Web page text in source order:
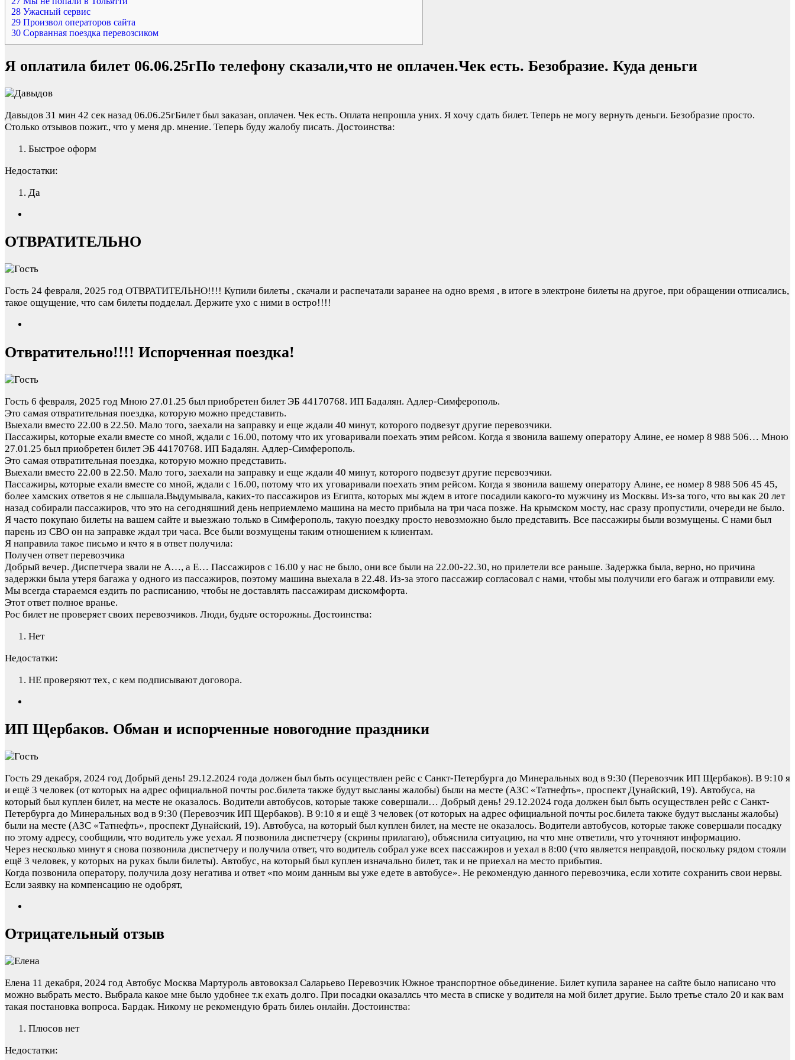
28 Ужасный сервис
29 Произвол операторов сайта
30 Сорванная поездка перевозсиком
Я оплатила билет 06.06.25гПо телефону сказали,что не оплачен.Чек есть. Безобразие. Куда деньги
Давыдов 31 мин 42 сек назад 06.06.25гБилет был заказан, оплачен. Чек есть. Оплата непрошла уних. Я хочу сдать билет. Теперь не могу вернуть деньги. Безобразие просто.
Столько отзывов пожит., что у меня др. мнение. Теперь буду жалобу писать. Достоинства:
Быстрое оформ
Недостатки:
Да
ОТВРАТИТЕЛЬНО
Гость 24 февраля, 2025 год ОТВРАТИТЕЛЬНО!!!! Купили билеты , скачали и распечатали заранее на одно время , в итоге в электроне билеты на другое, при обращении отписались,
такое ощущение, что сам билеты подделал. Держите ухо с ними в остро!!!!
Отвратительно!!!! Испорченная поездка!
Гость 6 февраля, 2025 год Мною 27.01.25 был приобретен билет ЭБ 44170768. ИП Бадалян. Адлер-Симферополь.
Это самая отвратительная поездка, которую можно представить.
Выехали вместо 22.00 в 22.50. Мало того, заехали на заправку и еще ждали 40 минут, которого подвезут другие перевозчики.
Пассажиры, которые ехали вместе со мной, ждали с 16.00, потому что их уговаривали поехать этим рейсом. Когда я звонила вашему оператору Алине, ее номер 8 988 506… Мною
27.01.25 был приобретен билет ЭБ 44170768. ИП Бадалян. Адлер-Симферополь.
Это самая отвратительная поездка, которую можно представить.
Выехали вместо 22.00 в 22.50. Мало того, заехали на заправку и еще ждали 40 минут, которого подвезут другие перевозчики.
Пассажиры, которые ехали вместе со мной, ждали с 16.00, потому что их уговаривали поехать этим рейсом. Когда я звонила вашему оператору Алине, ее номер 8 988 506 45 45,
более хамских ответов я не слышала.Выдумывала, каких-то пассажиров из Египта, которых мы ждем в итоге посадили какого-то мужчину из Москвы. Из-за того, что вы как 20 лет
назад собирали пассажиров, что это на сегодняшний день неприемлемо машина на место прибыла на три часа позже. На крымском мосту, нас сразу пропустили, очереди не было.
Я часто покупаю билеты на вашем сайте и выезжаю только в Симферополь, такую поездку просто невозможно было представить. Все пассажиры были возмущены. С нами был
парень из СВО он на заправке ждал три часа. Все были возмущены таким отношением к клиентам.
Я направила такое письмо и кчто я в ответ получила:
Получен ответ перевозчика
Добрый вечер. Диспетчера звали не А…, а Е… Пассажиров с 16.00 у нас не было, они все были на 22.00-22.30, но прилетели все раньше. Задержка была, верно, но причина
задержки была утеря багажа у одного из пассажиров, поэтому машина выехала в 22.48. Из-за этого пассажир согласовал с нами, чтобы мы получили его багаж и отправили ему.
Мы всегда стараемся ездить по расписанию, чтобы не доставлять пассажирам дискомфорта.
Этот ответ полное вранье.
Рос билет не проверяет своих перевозчиков. Люди, будьте осторожны. Достоинства:
Нет
Недостатки:
НЕ проверяют тех, с кем подписывают договора.
ИП Щербаков. Обман и испорченные новогодние праздники
Гость 29 декабря, 2024 год Добрый день! 29.12.2024 года должен был быть осуществлен рейс с Санкт-Петербурга до Минеральных вод в 9:30 (Перевозчик ИП Щербаков). В 9:10 я
и ещё 3 человек (от которых на адрес официальной почты рос.билета также будут высланы жалобы) были на месте (АЗС «Татнефть», проспект Дунайский, 19). Автобуса, на
который был куплен билет, на месте не оказалось. Водители автобусов, которые также совершали… Добрый день! 29.12.2024 года должен был быть осуществлен рейс с Санкт-
Петербурга до Минеральных вод в 9:30 (Перевозчик ИП Щербаков). В 9:10 я и ещё 3 человек (от которых на адрес официальной почты рос.билета также будут высланы жалобы)
были на месте (АЗС «Татнефть», проспект Дунайский, 19). Автобуса, на который был куплен билет, на месте не оказалось. Водители автобусов, которые также совершали посадку
по этому адресу, сообщили, что водитель уже уехал. Я позвонила диспетчеру (скрины прилагаю), объяснила ситуацию, на что мне ответили, что уточняют информацию.
Через несколько минут я снова позвонила диспетчеру и получила ответ, что водитель собрал уже всех пассажиров и уехал в 8:00 (что является неправдой, поскольку рядом стояли
ещё 3 человек, у которых на руках были билеты). Автобус, на который был куплен изначально билет, так и не приехал на место прибытия.
Когда позвонила оператору, получила дозу негатива и ответ «по моим данным вы уже едете в автобусе». Не рекомендую данного перевозчика, если хотите сохранить свои нервы.
Если заявку на компенсацию не одобрят,
Отрицательный отзыв
Елена 11 декабря, 2024 год Автобус Москва Мартуроль автовокзал Саларьево Перевозчик Южное транспортное обьединение. Билет купила заранее на сайте было написано что
можно выбрать место. Выбрала какое мне было удобнее т.к ехать долго. При посадки оказаллсь что места в списке у водителя на мой билет другие. Было третье стало 20 и как вам
такая постановка вопроса. Бардак. Никому не рекомендую брать билеь онлайн. Достоинства:
Плюсов нет
Недостатки: